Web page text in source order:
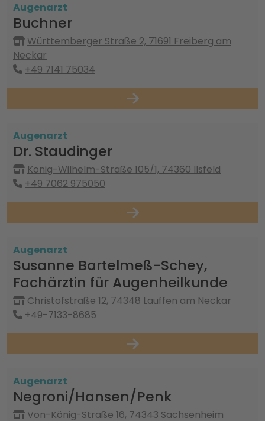
Augenarzt
Buchner
Württemberger Straße 2, 71691 Freiberg am
Neckar
+49 7141 75034
Augenarzt
Dr. Staudinger
König-Wilhelm-Straße 105/1, 74360 Ilsfeld
+49 7062 975050
Augenarzt
Susanne Bartelmeß-Schey,
Fachärztin für Augenheilkunde
Christofstraße 12, 74348 Lauffen am Neckar
+49-7133-8685
Augenarzt
Negroni/Hansen/Penk
Von-König-Straße 16, 74343 Sachsenheim